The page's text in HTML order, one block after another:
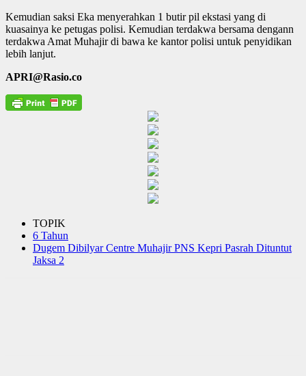
Kemudian saksi Eka menyerahkan 1 butir pil ekstasi yang di
kuasainya ke petugas polisi. Kemudian terdakwa bersama dengann
terdakwa Amat Muhajir di bawa ke kantor polisi untuk penyidikan
lebih lanjut.
APRI@Rasio.co
TOPIK
6 Tahun
Dugem Dibilyar Centre Muhajir PNS Kepri Pasrah Dituntut
Jaksa 2